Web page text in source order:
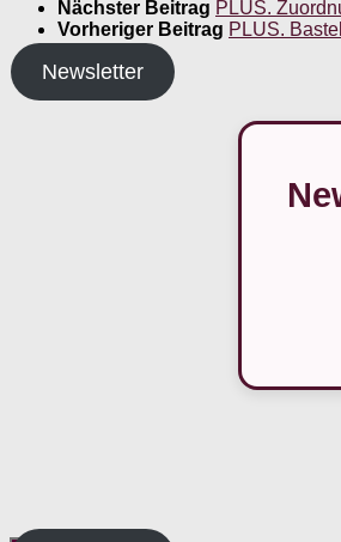
Nächster Beitrag PLUS.
Vorheriger Beitrag PLUS.
Newsletter